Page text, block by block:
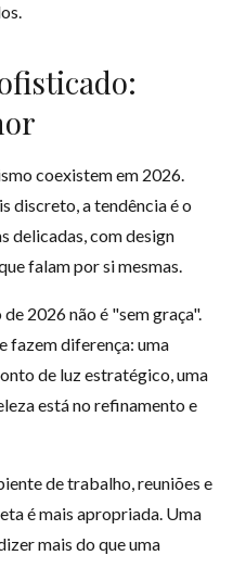
coexistem em 2026.
discreto, a tendência é o
delicadas, com design
falam por si mesmas.
2026 não é "sem graça".
fazem diferença: uma
de luz estratégico, uma
está no refinamento e
de trabalho, reuniões e
é mais apropriada. Uma
mais do que uma